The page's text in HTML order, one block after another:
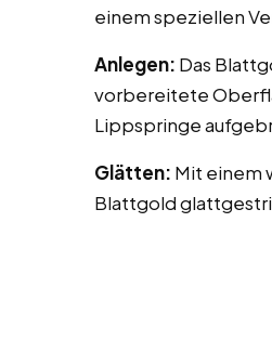
einem speziellen
Anlegen: Das
vorbereitete
Lippspringe
Glätten: Mit einem
Blattgold